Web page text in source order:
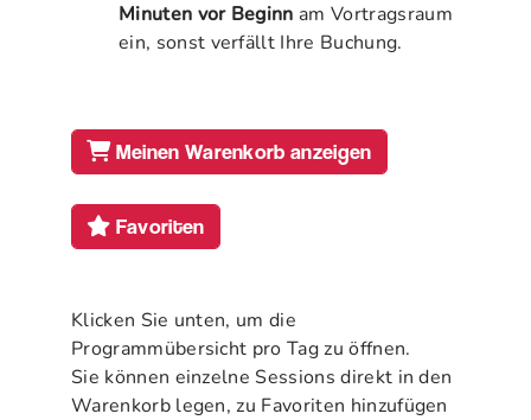
Minuten vor Beginn am Vortragsraum
ein, sonst verfällt Ihre Buchung.
Meinen Warenkorb anzeigen
Favoriten
Klicken Sie unten, um die
Programmübersicht pro Tag zu öffnen.
Sie können einzelne Sessions direkt in den
Warenkorb legen, zu Favoriten hinzufügen